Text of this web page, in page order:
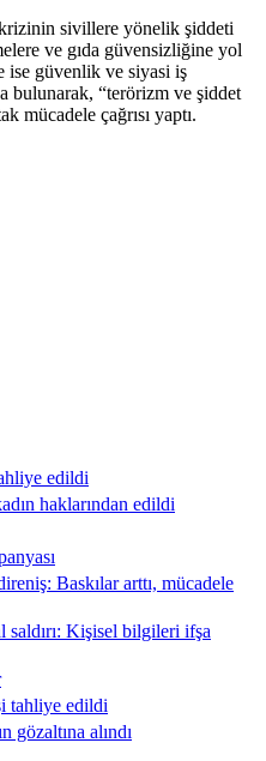
sivillere yönelik şiddeti
ve gıda güvensizliğine yol
ise güvenlik ve siyasi iş
bulunarak, “terörizm ve şiddet
mücadele çağrısı yaptı.
edildi
haklarından edildi
Baskılar arttı, mücadele
saldırı: Kişisel bilgileri ifşa
tahliye edildi
gözaltına alındı